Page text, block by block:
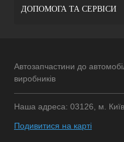
ДОПОМОГА ТА СЕРВІСИ
Автозапчастини до
виробників
Наша адреса: 03126, м.
Подивитися на карті